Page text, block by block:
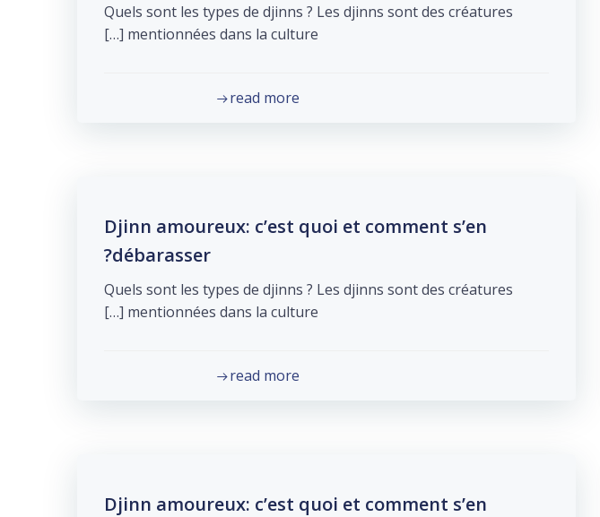
Quels sont les types de djinns ? Les djinns sont des créatures
mentionnées dans la culture […]
read more
Djinn amoureux: c’est quoi et comment s’en
débarasser?
Quels sont les types de djinns ? Les djinns sont des créatures
mentionnées dans la culture […]
read more
Djinn amoureux: c’est quoi et comment s’en